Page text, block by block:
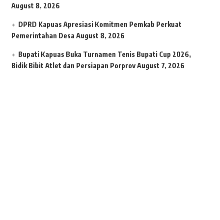
August 8, 2026
DPRD Kapuas Apresiasi Komitmen Pemkab Perkuat
Pemerintahan Desa August 8, 2026
Bupati Kapuas Buka Turnamen Tenis Bupati Cup 2026,
Bidik Bibit Atlet dan Persiapan PorprovAugust 7, 2026